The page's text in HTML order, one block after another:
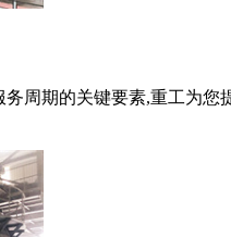
周期的关键要素,重工为您